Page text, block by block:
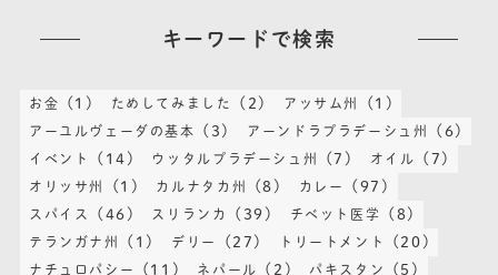
キーワードで検索
お金 (1) ためしてみました (2) アッサム州 (1)
アーユルヴェーダの基本 (3) アーンドラプラデーシュ州 (6)
イベント (14) ウッタルプラデーシュ州 (7) オイル (7)
オリッサ州 (1) カルナタカ州 (8) カレー (97)
スパイス (46) スリランカ (39) チベット医学 (8)
テランガナ州 (1) デリー (27) トリートメント (20)
ナチュロパシー (11) ネパール (2) パキスタン (5)